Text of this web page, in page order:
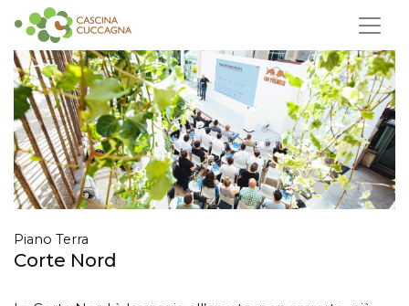
Piano Terra
Corte Nord